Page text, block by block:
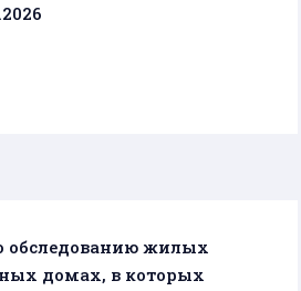
обследованию жилых
домах, в которых